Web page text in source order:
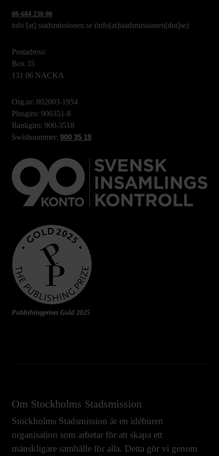
08-684 230 00
info [at] stadsmissionen.se (info[at]stadsmissionen[dot]se)
Postadress:
Box 35
131 06 NACKA
Org.nr: 802003-1954
Plusgiro: 900351-8
Bankgiro: 900-3518
Swishnummer: 900 35 18
Publishingpriset Guld 2025
Om Stockholms Stadsmission
Stockholms Stadsmission är en idéburen
organisation som arbetar för att skapa ett
mänskligare samhälle för alla. Detta gör vi genom